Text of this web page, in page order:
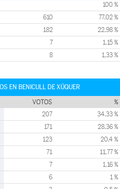
100 %
610 77,02 %
182 22,98 %
7 1,15 %
8 1,33 %
EN BENICULL DE XÚQUER
VOTOS %
207 34,33 %
171 28,36 %
123 20,4 %
71 11,77 %
7 1,16 %
6 1 %